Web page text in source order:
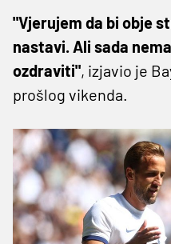
"Vjerujem da bi obje
nastavi. Ali sada
ozdraviti", izjavio je
prošlog vikenda.